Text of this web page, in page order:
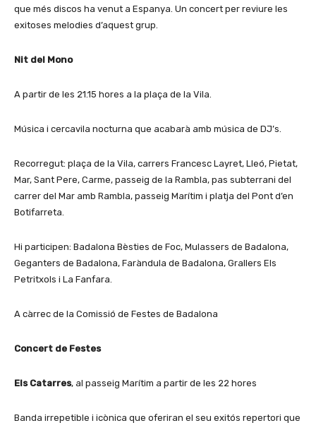
que més discos ha venut a Espanya. Un concert per reviure les
exitoses melodies d’aquest grup.
Nit del Mono
A partir de les 21.15 hores a la plaça de la Vila.
Música i cercavila nocturna que acabarà amb música de DJ’s.
Recorregut: plaça de la Vila, carrers Francesc Layret, Lleó, Pietat,
Mar, Sant Pere, Carme, passeig de la Rambla, pas subterrani del
carrer del Mar amb Rambla, passeig Marítim i platja del Pont d’en
Botifarreta.
Hi participen: Badalona Bèsties de Foc, Mulassers de Badalona,
Geganters de Badalona, Faràndula de Badalona, Grallers Els
Petritxols i La Fanfara.
A càrrec de la Comissió de Festes de Badalona
Concert de Festes
Els Catarres, al passeig Marítim a partir de les 22 hores
Banda irrepetible i icònica que oferiran el seu exitós repertori que